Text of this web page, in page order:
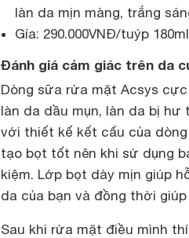
làn da mịn màng, trắng
Gía: 290.000VNĐ/tuýp 180ml
Đánh giá cảm giác trên da
Dòng sữa rửa mặt Acsys
làn da dầu mụn, làn da bị
với thiết kế kết cấu của
tạo bọt tốt nên khi sử dụng
kiệm. Lớp bọt dày mịn giúp
da của bạn và đồng thời
Sau khi rửa mặt điều mình